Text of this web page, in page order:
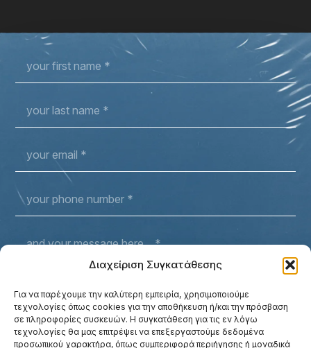
Διαχείριση Συγκατάθεσης
Για να παρέχουμε την καλύτερη εμπειρία, χρησιμοποιούμε
τεχνολογίες όπως cookies για την αποθήκευση ή/και την πρόσβαση
σε πληροφορίες συσκευών. Η συγκατάθεση για τις εν λόγω
τεχνολογίες θα μας επιτρέψει να επεξεργαστούμε δεδομένα
προσωπικού χαρακτήρα, όπως συμπεριφορά περιήγησης ή μοναδικά
I have read and consent to the use of the information I submit,